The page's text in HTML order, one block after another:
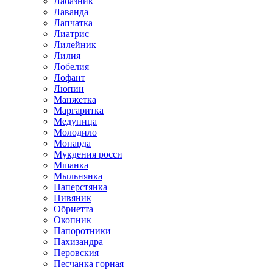
Лаванда
Лапчатка
Лиатрис
Лилейник
Лилия
Лобелия
Лофант
Люпин
Манжетка
Маргаритка
Медуница
Молодило
Монарда
Мукдения росси
Мшанка
Мыльнянка
Наперстянка
Нивяник
Обриетта
Окопник
Папоротники
Пахизандра
Перовския
Песчанка горная